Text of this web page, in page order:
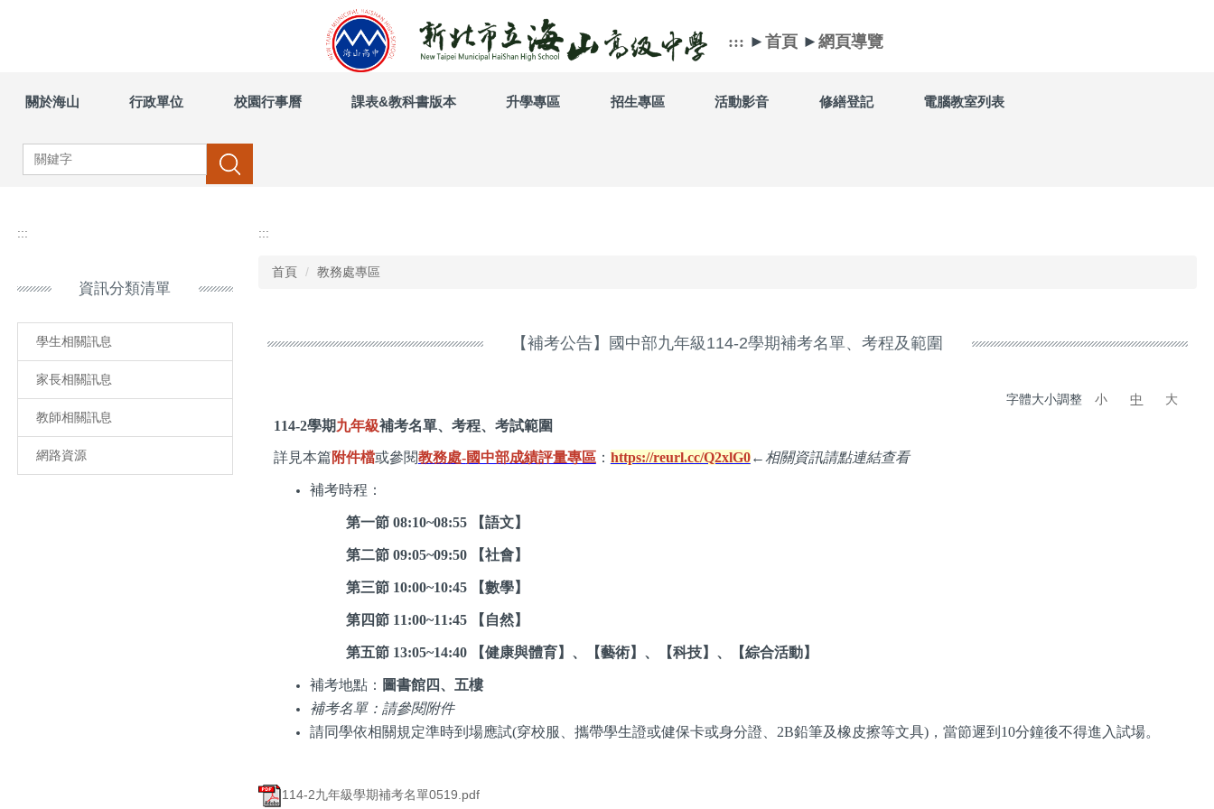
::: ► 首頁 ► 網頁導覽
關於海山 行政單位 校園行事曆 課表&教科書版本 升學專區 招生專區 活動影音 修繕登記 電腦教室列表
搜尋
:::
資訊分類清單
學生相關訊息
家長相關訊息
教師相關訊息
網路資源
:::
首頁 教務處專區
【補考公告】國中部九年級114-2學期補考名單、考程及範圍
字體大小調整 小 中 大
114-2學期九年級補考名單、考程、考試範圍
詳見本篇附件檔或參閱教務處-國中部成績評量專區： https://reurl.cc/Q2xlG0←相關資訊請點連結查看
補考時程：
第一節 08:10~08:55 【語文】
第二節 09:05~09:50 【社會】
第三節 10:00~10:45 【數學】
第四節 11:00~11:45 【自然】
第五節 13:05~14:40 【健康與體育】、【藝術】、【科技】、【綜合活動】
補考地點： 圖書館四、五樓
補考名單：請參閱附件
請同學依相關規定準時到場應試(穿校服、攜帶學生證或健保卡或身分證、2B鉛筆及橡皮擦等文具)，當節遲到10分鐘後不得進入試場。
114-2九年級學期補考名單0519.pdf